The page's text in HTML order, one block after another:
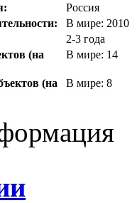
Россия
В мире: 2010
2-3 года
(на
В мире: 14
(на
В мире: 8